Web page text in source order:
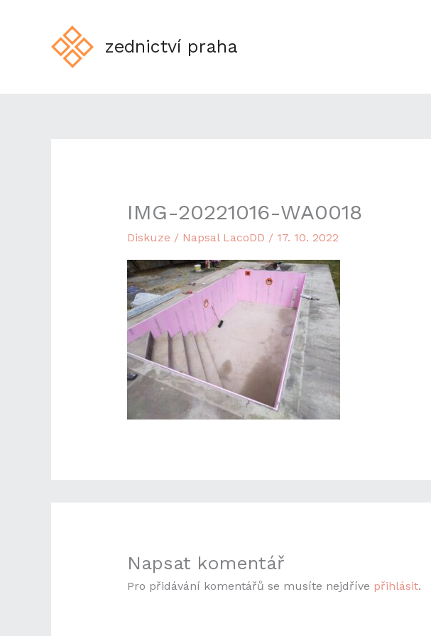
zednictví praha
IMG-20221016-WA0018
Diskuze / Napsal LacoDD / 17. 10. 2022
Napsat komentář
Pro přidávání komentářů se musíte nejdříve přihlásit.